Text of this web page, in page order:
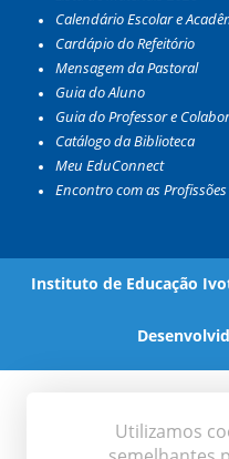
Calendário Escolar e
Cardápio do Refeitório
Mensagem da Pastoral
Guia do Aluno
Guia do Professor e
Catálogo da Biblioteca
Meu EduConnect
Encontro com as Profissões
Instituto de Educação
Utilizamos